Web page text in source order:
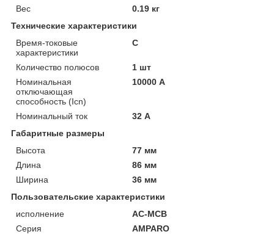
Вес
0.19 кг
Технические характеристики
Время-токовые
характеристики
C
Количество полюсов
1 шт
Номинальная
отключающая
способность (Icn)
10000 А
Номинальный ток
32 А
Габаритные размеры
Высота
77 мм
Длина
86 мм
Ширина
36 мм
Пользовательские характеристики
исполнение
AC-MCB
Серия
AMPARO